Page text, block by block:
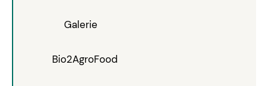
Galerie
Bio2AgroFood